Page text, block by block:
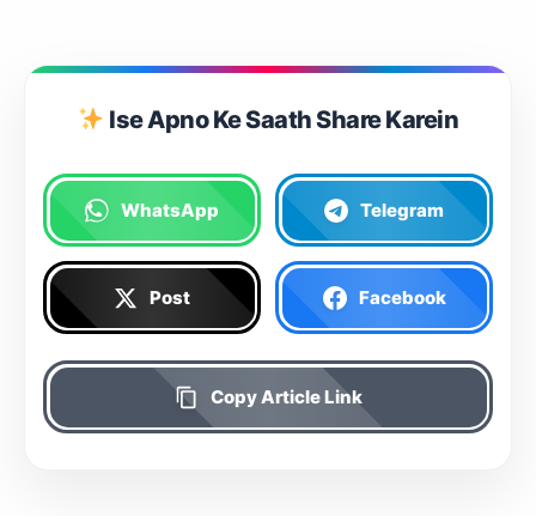
Ise Apno Ke Saath Share Karein
WhatsApp Telegram
Post Facebook
Copy Article Link